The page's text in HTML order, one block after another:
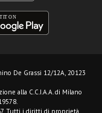
De Grassi 12/12A, 20123
alla C.C.I.A.A. di Milano
Tutti i diritti di proprietà